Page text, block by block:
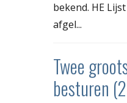
bekend. HE
afgel...
Twee
besturen